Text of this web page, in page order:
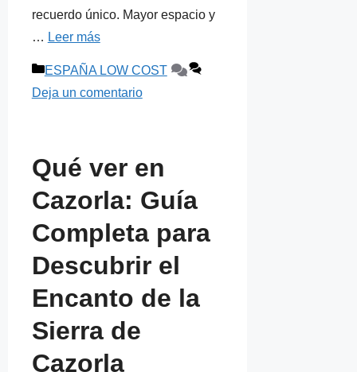
recuerdo único. Mayor espacio y
… Leer más
Categorías
ESPAÑA LOW COST
Deja un comentario
Qué ver en
Cazorla: Guía
Completa para
Descubrir el
Encanto de la
Sierra de
Cazorla